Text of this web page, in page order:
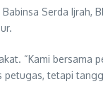
Serda Ijrah,
“Kami
tetapi